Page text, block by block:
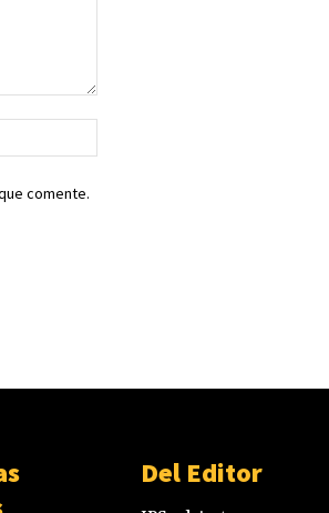
web:
comente.
Del Editor